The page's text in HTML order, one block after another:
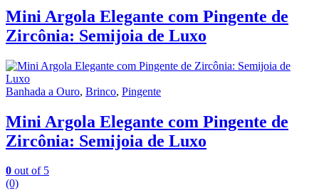
Mini Argola Elegante com Pingente de
Zircônia: Semijoia de Luxo
Banhada a Ouro, Brinco, Pingente
Mini Argola Elegante com Pingente de
Zircônia: Semijoia de Luxo
0 out of 5
(0)